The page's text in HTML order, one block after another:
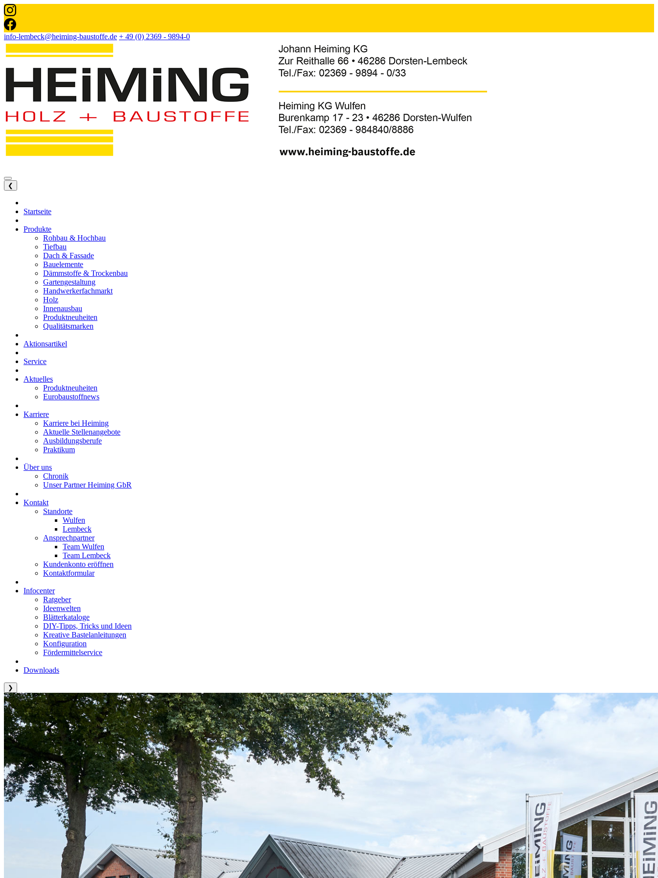
info-lembeck@heiming-baustoffe.de + 49 (0) 2369 - 9894-0
❮
Startseite
Produkte
Rohbau & Hochbau
Tiefbau
Dach & Fassade
Bauelemente
Dämmstoffe & Trockenbau
Gartengestaltung
Handwerkerfachmarkt
Holz
Innenausbau
Produktneuheiten
Qualitätsmarken
Aktionsartikel
Service
Aktuelles
Produktneuheiten
Eurobaustoffnews
Karriere
Karriere bei Heiming
Aktuelle Stellenangebote
Ausbildungsberufe
Praktikum
Über uns
Chronik
Unser Partner Heiming GbR
Kontakt
Standorte
Wulfen
Lembeck
Ansprechpartner
Team Wulfen
Team Lembeck
Kundenkonto eröffnen
Kontaktformular
Infocenter
Ratgeber
Ideenwelten
Blätterkataloge
DIY-Tipps, Tricks und Ideen
Kreative Bastelanleitungen
Konfiguration
Fördermittelservice
Downloads
❯